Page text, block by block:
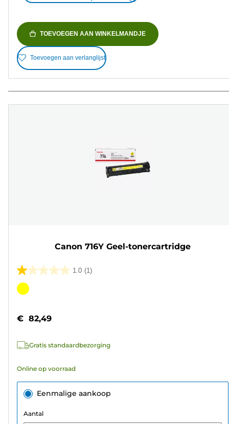
TOEVOEGEN AAN WINKELMANDJE
Toevoegen aan verlanglijst
Canon 716Y Geel-tonercartridge
1.0 (1)
1.0
van
sterren.
beoordeling
Kleurencartridge
€ 82,49
Gratis standaardbezorging
Online op voorraad
Eenmalige aankoop
Aantal